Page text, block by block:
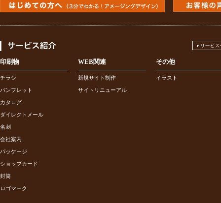
印刷物
チラシ
パンフレット
カタログ
ダイレクトメール
名刺
会社案内
パッケージ
ショップカード
封筒
ロゴマーク
WEB関連
新規サイト制作
サイトリニューアル
その他
イラスト